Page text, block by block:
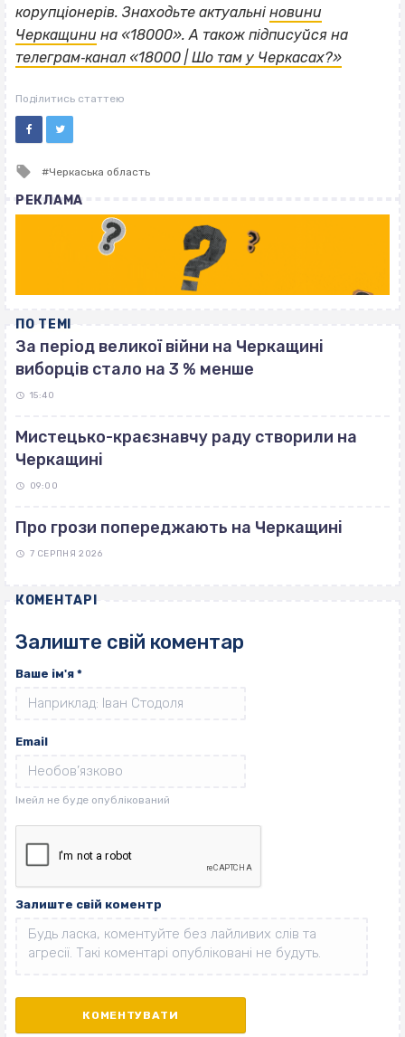
корупціонерів. Знаходьте актуальні новини
Черкащини на «18000». А також підписуйся на
телеграм‐канал «18000 | Шо там у Черкасах?»
Поділитись статтею
Tagged
Черкаська область
РЕКЛАМА
ПО ТЕМІ
За період великої війни на Черкащині
виборців стало на 3 % менше
15:40
Мистецько-краєзнавчу раду створили на
Черкащині
09:00
Про грози попереджають на Черкащині
7 СЕРПНЯ 2026
КОМЕНТАРІ
Залиште свій коментар
Ваше ім'я *
Email
Залиште свій коментр